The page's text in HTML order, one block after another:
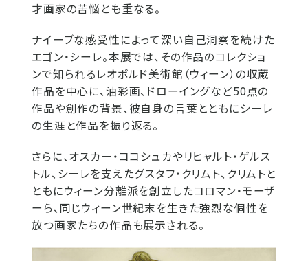
才画家の苦悩とも重なる。
ナイーブな感受性によって深い自己洞察を続けた
エゴン・シーレ。本展では、その作品のコレクショ
ンで知られるレオポルド美術館（ウィーン）の収蔵
作品を中心に、油彩画、ドローイングなど50点の
作品や創作の背景、彼自身の言葉とともにシーレ
の生涯と作品を振り返る。
さらに、オスカー・ココシュカやリヒャルト・ゲルス
トル、シーレを支えたグスタフ・クリムト、クリムトと
ともにウィーン分離派を創立したコロマン・モーザ
ーら、同じウィーン世紀末を生きた強烈な個性を
放つ画家たちの作品も展示される。